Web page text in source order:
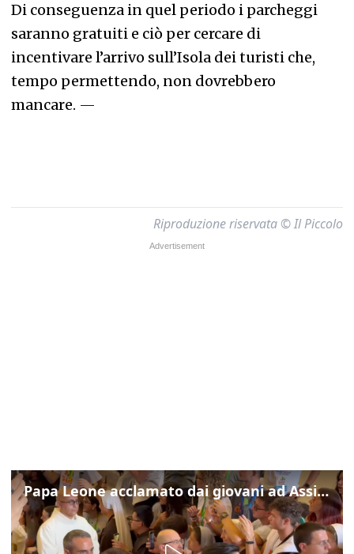
Di conseguenza in quel periodo i parcheggi
saranno gratuiti e ciò per cercare di
incentivare l’arrivo sull’Isola dei turisti che,
tempo permettendo, non dovrebbero
mancare. —
Riproduzione riservata © Il Piccolo
Papa Leone acclamato dai giovani ad Assisi: cori e applausi